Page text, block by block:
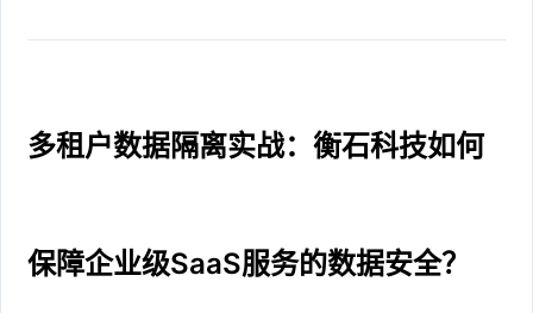
多租户数据隔离实战：衡石科技如何
保障企业级SaaS服务的数据安全？